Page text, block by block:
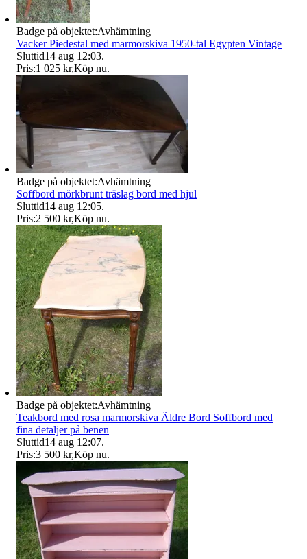
Badge på objektet:Avhämtning
Vacker Piedestal med marmorskiva 1950-tal Egypten Vintage
Sluttid14 aug 12:03.
Pris:1 025 kr,Köp nu.
Badge på objektet:Avhämtning
Soffbord mörkbrunt träslag bord med hjul
Sluttid14 aug 12:05.
Pris:2 500 kr,Köp nu.
Badge på objektet:Avhämtning
Teakbord med rosa marmorskiva Äldre Bord Soffbord med
fina detaljer på benen
Sluttid14 aug 12:07.
Pris:3 500 kr,Köp nu.